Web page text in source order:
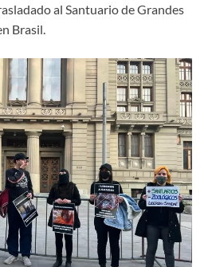
al Santuario de Grandes
Brasil.